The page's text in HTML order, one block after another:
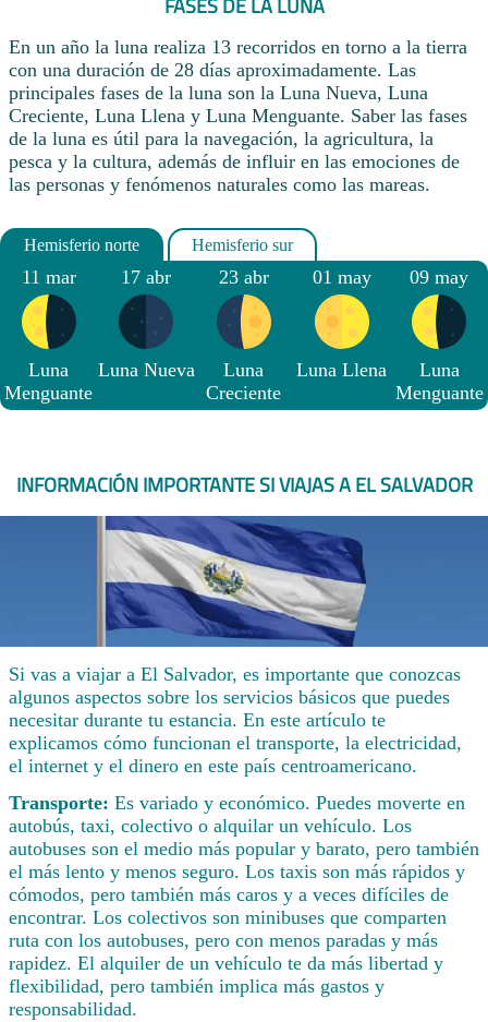
En un año la luna realiza 13 recorridos en torno a la tierra
con una duración de 28 días aproximadamente. Las
principales fases de la luna son la Luna Nueva, Luna
Creciente, Luna Llena y Luna Menguante. Saber las fases
de la luna es útil para la navegación, la agricultura, la
pesca y la cultura, además de influir en las emociones de
las personas y fenómenos naturales como las mareas.
11 mar
Luna
Menguante
17 abr
Luna Nueva
23 abr
Luna
Creciente
01 may
Luna Llena
09 may
Luna
Menguante
INFORMACIÓN IMPORTANTE SI VIAJAS A EL SALVADOR
Si vas a viajar a El Salvador, es importante que conozcas
algunos aspectos sobre los servicios básicos que puedes
necesitar durante tu estancia. En este artículo te
explicamos cómo funcionan el transporte, la electricidad,
el internet y el dinero en este país centroamericano.
Transporte: Es variado y económico. Puedes moverte en
autobús, taxi, colectivo o alquilar un vehículo. Los
autobuses son el medio más popular y barato, pero también
el más lento y menos seguro. Los taxis son más rápidos y
cómodos, pero también más caros y a veces difíciles de
encontrar. Los colectivos son minibuses que comparten
ruta con los autobuses, pero con menos paradas y más
rapidez. El alquiler de un vehículo te da más libertad y
flexibilidad, pero también implica más gastos y
responsabilidad.